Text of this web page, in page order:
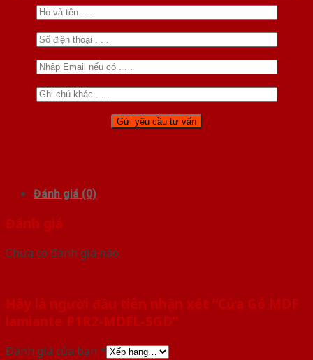
Đánh giá (0)
Đánh giá
Chưa có đánh giá nào.
Hãy là người đầu tiên nhận xét “Cửa Gỗ MDF
lamiante P1R2-MDFL-SGD”
Đánh giá của bạn *